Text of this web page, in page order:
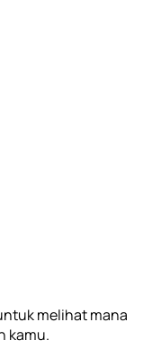
melihat mana
kamu.